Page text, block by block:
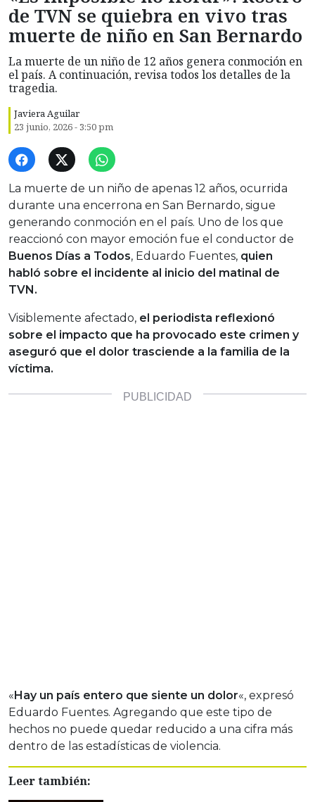
de TVN se quiebra en vivo tras
muerte de niño en San Bernardo
La muerte de un niño de 12 años genera conmoción en
el país. A continuación, revisa todos los detalles de la
tragedia.
Javiera Aguilar
23 junio, 2026 - 3:50 pm
La muerte de un niño de apenas 12 años, ocurrida
durante una encerrona en San Bernardo, sigue
generando conmoción en el país. Uno de los que
reaccionó con mayor emoción fue el conductor de
Buenos Días a Todos, Eduardo Fuentes, quien
habló sobre el incidente al inicio del matinal de
TVN.
Visiblemente afectado, el periodista reflexionó
sobre el impacto que ha provocado este crimen y
aseguró que el dolor trasciende a la familia de la
víctima.
« Hay un país entero que siente un dolor«, expresó
Eduardo Fuentes. Agregando que este tipo de
hechos no puede quedar reducido a una cifra más
dentro de las estadísticas de violencia.
Leer también: